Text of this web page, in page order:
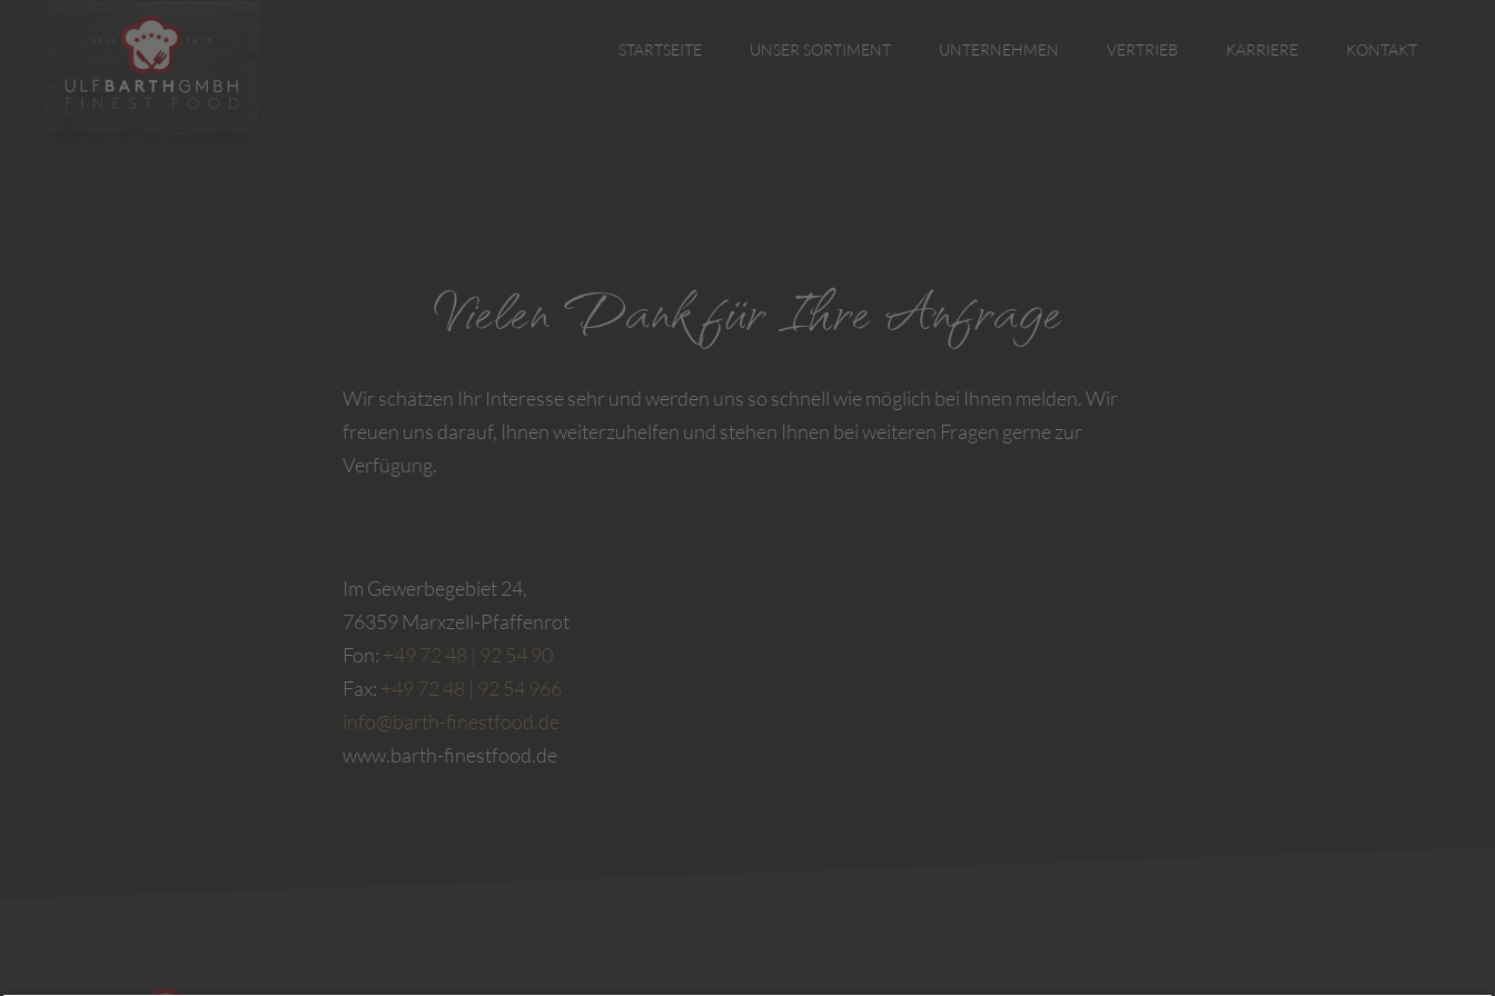
STARTSEITE UNSER SORTIMENT UNTERNEHMEN VERTRIEB KARRIERE KONTAKT
Vielen Dank für Ihre Anfrage
Wir schätzen Ihr Interesse sehr und werden uns so schnell wie möglich bei Ihnen melden. Wir
freuen uns darauf, Ihnen weiterzuhelfen und stehen Ihnen bei weiteren Fragen gerne zur
Verfügung.
Im Gewerbegebiet 24,
76359 Marxzell-Pfaffenrot
Fon: +49 72 48 | 92 54 90
Fax: +49 72 48 | 92 54 966
info@barth-finestfood.de
www.barth-finestfood.de